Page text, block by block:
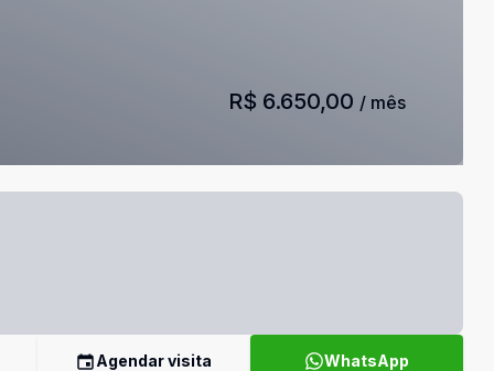
R$ 6.650,00 / mês
Agendar visita WhatsApp